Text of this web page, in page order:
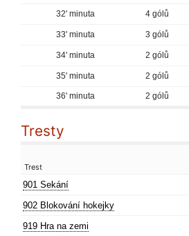
32' minuta 4 gólů
33' minuta 3 gólů
34' minuta 2 gólů
35' minuta 2 gólů
36' minuta 2 gólů
Tresty
Trest
901 Sekání
902 Blokování hokejky
919 Hra na zemi